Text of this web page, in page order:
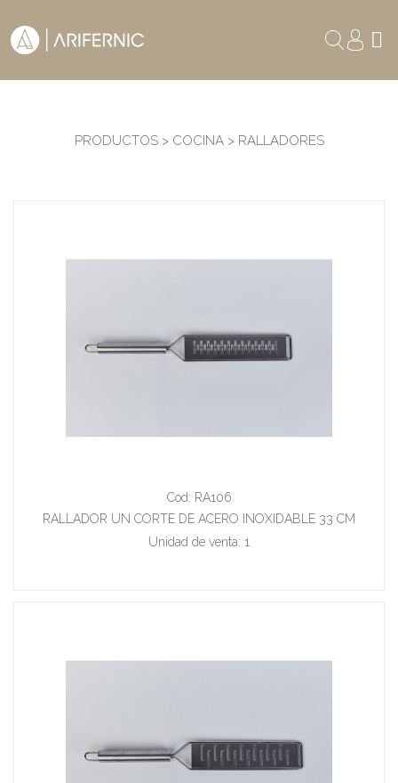
PRODUCTOS > COCINA > RALLADORES
Cod: RA106
RALLADOR UN CORTE DE ACERO INOXIDABLE 33 CM
Unidad de venta: 1